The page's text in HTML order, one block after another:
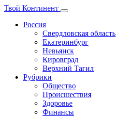
Твой Континент
Россия
Свердловская область
Екатеринбург
Невьянск
Кировград
Верхний Тагил
Рубрики
Общество
Происшествия
Здоровье
Финансы